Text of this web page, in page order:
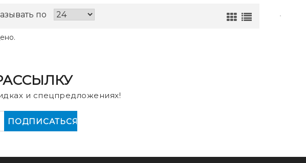
по
и спецпредложениях!